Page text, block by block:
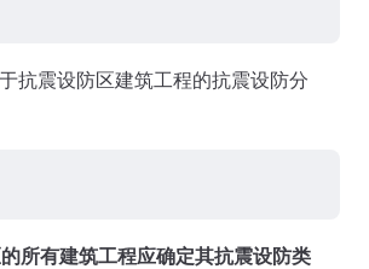
抗震设防区建筑工程的抗震设防分
所有建筑工程应确定其抗震设防类